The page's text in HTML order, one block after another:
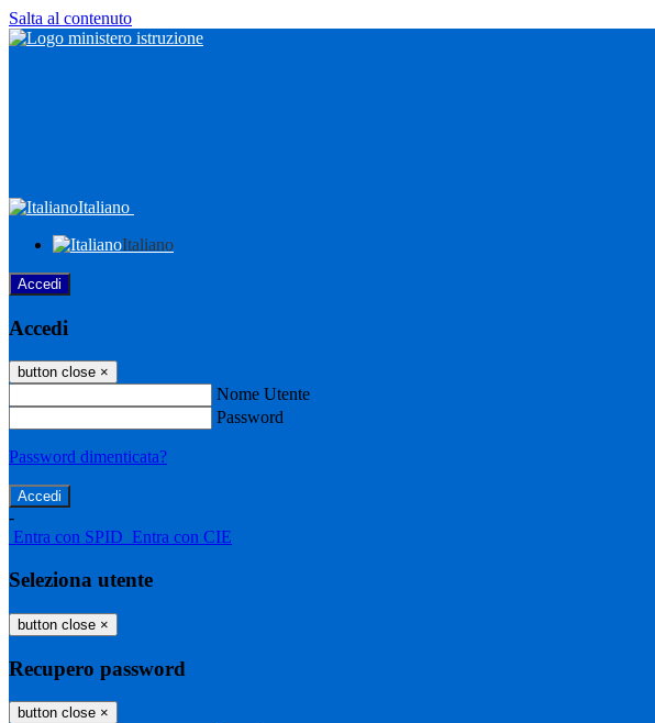
Salta al contenuto
Italiano
Italiano
Accedi
Accedi
button close ×
Nome Utente
Password
Password dimenticata?
-
Entra con SPID Entra con CIE
Seleziona utente
button close ×
Recupero password
button close ×